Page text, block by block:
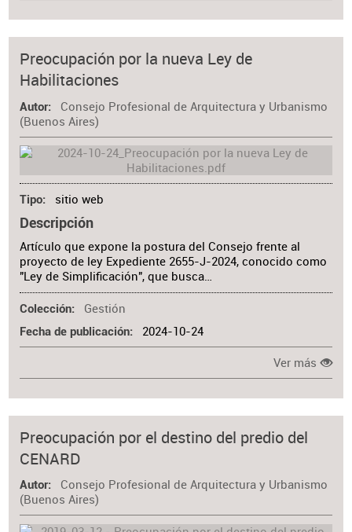
Preocupación por la nueva Ley de
Habilitaciones
Autor
Consejo Profesional de Arquitectura y Urbanismo
(Buenos Aires)
Tipo sitio web
Descripción
Artículo que expone la postura del Consejo frente al
proyecto de ley Expediente 2655-J-2024, conocido como
"Ley de Simplificación", que busca…
Colección Gestión
Fecha de publicación 2024-10-24
Ver más
Preocupación por el destino del predio del
CENARD
Autor
Consejo Profesional de Arquitectura y Urbanismo
(Buenos Aires)